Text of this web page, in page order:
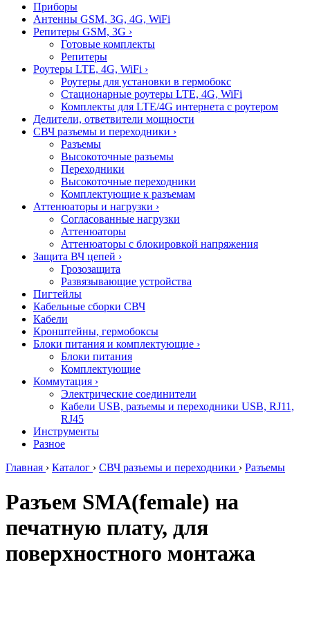
Приборы
Антенны GSM, 3G, 4G, WiFi
Репитеры GSM, 3G ›
Готовые комплекты
Репитеры
Роутеры LTE, 4G, WiFi ›
Роутеры для установки в гермобокс
Стационарные роутеры LTE, 4G, WiFi
Комплекты для LTE/4G интернета с роутером
Делители, ответвители мощности
СВЧ разъемы и переходники ›
Разъемы
Высокоточные разъемы
Переходники
Высокоточные переходники
Комплектующие к разъемам
Аттенюаторы и нагрузки ›
Согласованные нагрузки
Аттенюаторы
Аттенюаторы с блокировкой напряжения
Защита ВЧ цепей ›
Грозозащита
Развязывающие устройства
Пигтейлы
Кабельные сборки СВЧ
Кабели
Кронштейны, гермобоксы
Блоки питания и комплектующие ›
Блоки питания
Комплектующие
Коммутация ›
Электрические соединители
Кабели USB, разъемы и переходники USB, RJ11,
RJ45
Инструменты
Разное
Главная › Каталог › СВЧ разъемы и переходники › Разъемы
Разъем SMA(female) на
печатную плату, для
поверхностного монтажа